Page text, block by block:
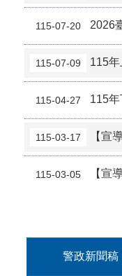
115-07-20 2026
115-07-09 115年上半
115-04-27 115年下半
115-03-17 【宣導】中
115-03-05 【宣
警政新聞稿